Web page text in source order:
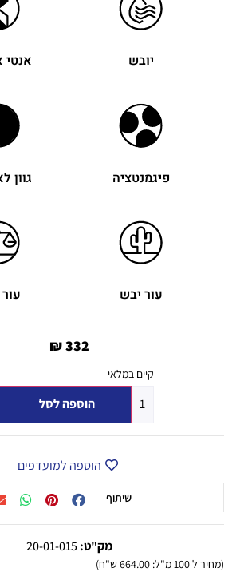
יובש
פיגמנטציה
עור יבש
אנטי
גוון
₪332
קיים במלאי
הוספה לסל
הוספה למועדפים
שיתוף
מק"ט:20-01-015
(מחיר ל 100 מ"ל: 664.00 ש"ח)